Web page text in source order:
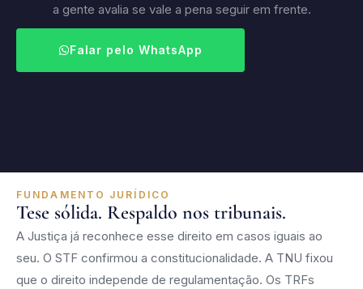
a gente avalia se vale a pena seguir em frente.
Falar pelo WhatsApp
FUNDAMENTO JURÍDICO
Tese sólida. Respaldo nos tribunais.
A Justiça já reconhece esse direito em casos iguais ao
seu. O STF confirmou a constitucionalidade. A TNU fixou
que o direito independe de regulamentação. Os TRFs